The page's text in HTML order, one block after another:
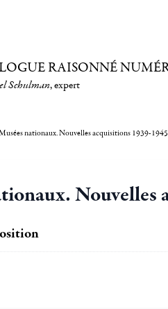
RAISONNÉ
Schulman, expert
nationaux. Nouvelles acquisitions 1939-
Nouvelles